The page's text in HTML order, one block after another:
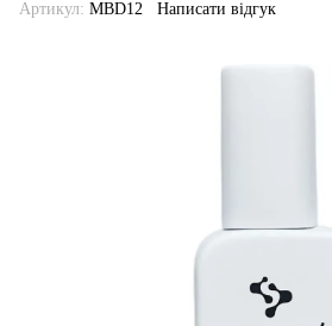
Артикул: MBD12 Написати відгук